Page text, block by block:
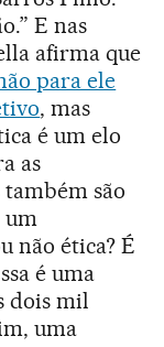
E nas
afirma que
para ele
, mas
é um elo
as
são
um
não ética? É
é uma
dois mil
uma